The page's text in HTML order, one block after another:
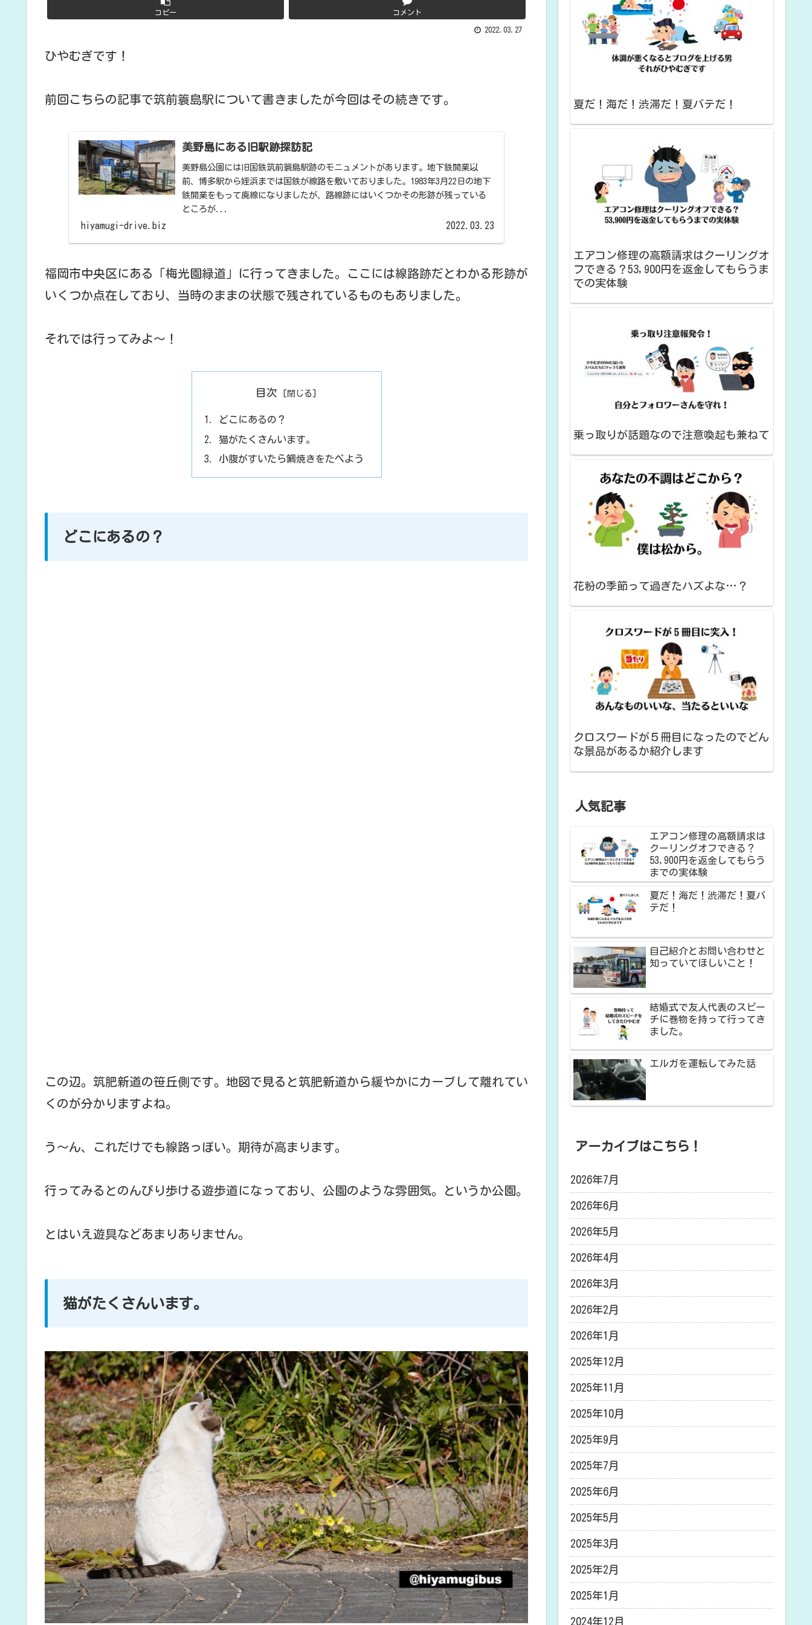
コピー コメント
2022.03.27
ひやむぎです！
前回こちらの記事で筑前簑島駅について書きましたが今回はその続きです。
美野島にある旧駅跡探訪記
美野島公園には旧国鉄筑前簑島駅跡のモニュメントがあります。地下鉄開業以
前、博多駅から姪浜までは国鉄が線路を敷いておりました。1983年3月22日の地下
鉄開業をもって廃線になりましたが、路線跡にはいくつかその形跡が残っている
ところが...
hiyamugi-drive.biz 2022.03.23
福岡市中央区にある「梅光園緑道」に行ってきました。ここには線路跡だとわかる形跡が
いくつか点在しており、当時のままの状態で残されているものもありました。
それでは行ってみよ～！
目次
どこにあるの？
猫がたくさんいます。
小腹がすいたら鯛焼きをたべよう
どこにあるの？
この辺。筑肥新道の笹丘側です。地図で見ると筑肥新道から緩やかにカーブして離れてい
くのが分かりますよね。
う～ん、これだけでも線路っぽい。期待が高まります。
行ってみるとのんびり歩ける遊歩道になっており、公園のような雰囲気。というか公園。
とはいえ遊具などあまりありません。
猫がたくさんいます。
夏だ！海だ！渋滞だ！夏バテだ！
エアコン修理の高額請求はクーリングオ
フできる？53,900円を返金してもらうま
での実体験
乗っ取りが話題なので注意喚起も兼ねて
花粉の季節って過ぎたハズよな…？
クロスワードが５冊目になったのでどん
な景品があるか紹介します
人気記事
エアコン修理の高額請求は
クーリングオフできる？
53,900円を返金してもらう
までの実体験
夏だ！海だ！渋滞だ！夏バ
テだ！
自己紹介とお問い合わせと
知っていてほしいこと！
結婚式で友人代表のスピー
チに巻物を持って行ってき
ました。
エルガを運転してみた話
アーカイブはこちら！
2026年7月
2026年6月
2026年5月
2026年4月
2026年3月
2026年2月
2026年1月
2025年12月
2025年11月
2025年10月
2025年9月
2025年7月
2025年6月
2025年5月
2025年3月
2025年2月
2025年1月
2024年12月